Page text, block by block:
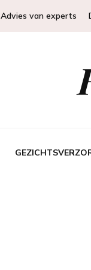
Advies van experts